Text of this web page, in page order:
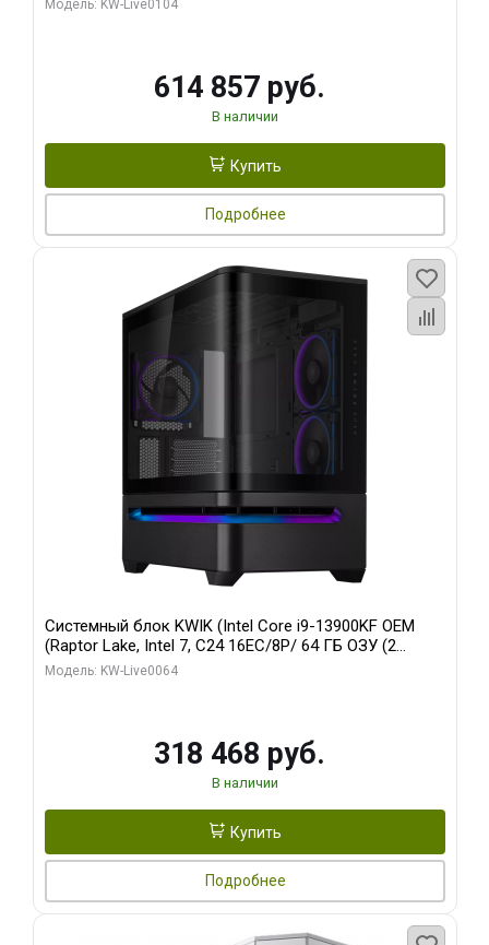
Модель: KW-Live0104
614 857 руб.
В наличии
Купить
Подробнее
Системный блок KWIK (Intel Core i9-13900KF OEM
(Raptor Lake, Intel 7, C24 16EC/8P/ 64 ГБ ОЗУ (2
модуля)/ ASUS RTX5080 PROART OC 16GB GDDR7
Модель: KW-Live0064
318 468 руб.
В наличии
Купить
Подробнее